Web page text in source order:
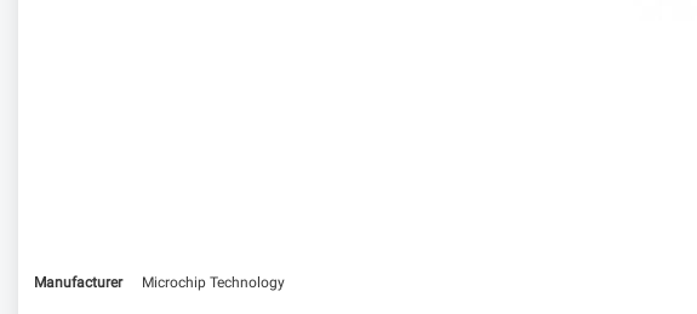
Manufacturer
Microchip Technology